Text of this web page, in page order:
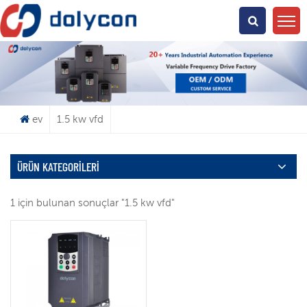
Ne Arıyorsun?
ev 1.5 kw vfd
ÜRÜN KATEGORILERI
1 için bulunan sonuçlar "1.5 kw vfd"